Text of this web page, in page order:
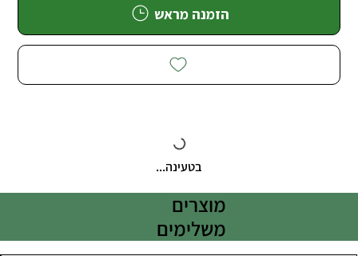
הזמנה מראש
בטעינה...
מוצרים
משלימים